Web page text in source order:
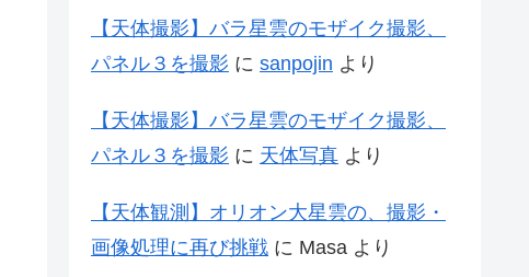
【天体撮影】バラ星雲のモザイク撮影、
パネル３を撮影 に sanpojin より
【天体撮影】バラ星雲のモザイク撮影、
パネル３を撮影 に 天体写真 より
【天体観測】オリオン大星雲の、撮影・
画像処理に再び挑戦 に Masa より